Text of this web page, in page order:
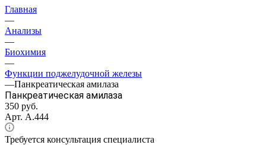
Главная
—
Анализы
—
Биохимия
—
Функции поджелудочной железы
—Панкреатическая амилаза
Панкреатическая амилаза
350 руб.
Арт. А.444
Требуется консультация специалиста